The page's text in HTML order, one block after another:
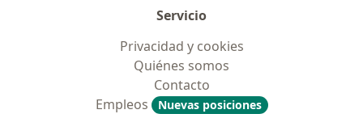
Servicio
Privacidad y cookies
Quiénes somos
Contacto
Empleos
Nuevas posiciones